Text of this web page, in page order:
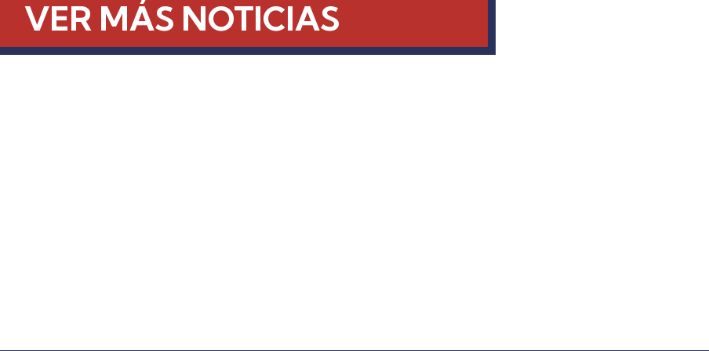
VER MÁS NOTICIAS